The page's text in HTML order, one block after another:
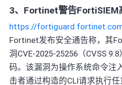
3、Fortinet警告FortiSIEM
https://
Fortinet发布安全通告称，其
洞CVE-2025-25256（CVSS
码。该漏洞为操作系统命令注
击者通过构造的CLI请求执行